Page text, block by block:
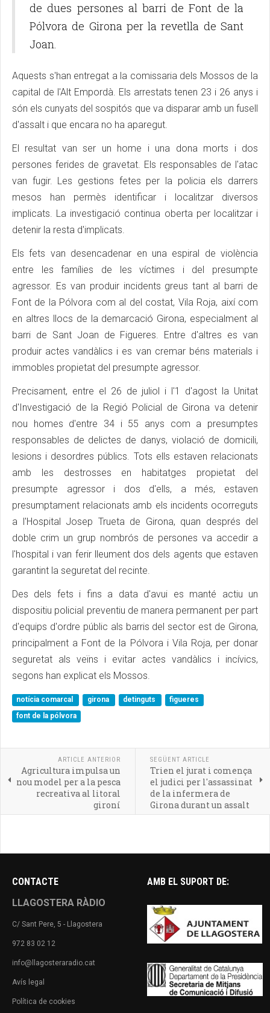
de dues persones al barri de Font de la
Pólvora de Girona per la revetlla de Sant
Joan.
Aquests s'han entregat a la comissaria dels Mossos de la
capital de l'Alt Empordà. Els arrestats tenen 23 i 26 anys i
són els cunyats del sospitós que va disparar amb un fusell
d'assalt i que encara no ha aparegut.
El resultat van ser un home i una dona morts i dos
persones ferides de gravetat. Els responsables de l'atac
van fugir. Les gestions fetes per la policia els darrers
mesos han permès identificar i localitzar diversos
implicats. La investigació continua oberta per localitzar i
detenir la resta d'implicats.
Els fets van desencadenar en una espiral de violència
entre les famílies de les víctimes i del presumpte
agressor. Es van produir incidents greus tant al barri de
Font de la Pólvora com al del costat, Vila Roja, així com
en altres llocs de la demarcació Girona, especialment al
barri de Sant Joan de Figueres. Entre d'altres es van
produir actes vandàlics i es van cremar béns materials i
immobles propietat del presumpte agressor.
Precisament, entre el 26 de juliol i l'1 d'agost la Unitat
d'Investigació de la Regió Policial de Girona va detenir
nou homes d'entre 34 i 55 anys com a presumptes
responsables de delictes de danys, violació de domicili,
lesions i desordres públics. Tots ells estaven relacionats
amb les destrosses en habitatges propietat del
presumpte agressor i dos d'ells, a més, estaven
presumptament relacionats amb els incidents ocorreguts
a l'Hospital Josep Trueta de Girona, quan després del
doble crim un grup nombrós de persones va accedir a
l'hospital i van ferir lleument dos dels agents que estaven
garantint la seguretat del recinte.
Des dels fets i fins a data d'avui es manté actiu un
dispositiu policial preventiu de manera permanent per part
d'equips d'ordre públic als barris del sector est de Girona,
principalment a Font de la Pólvora i Vila Roja, per donar
seguretat als veïns i evitar actes vandàlics i incívics,
segons han explicat els Mossos.
notícia comarcal girona detinguts
figueres
font de la pólvora
ARTICLE ANTERIOR
Agricultura impulsa un
nou model per a la pesca
recreativa al litoral
gironí
SEGÜENT ARTICLE
Trien el jurat i comença
el judici per l'assassinat
de la infermera de
Girona durant un assalt
a casa seva
CONTACTE
LLAGOSTERA RÀDIO
C/ Sant Pere, 5 - Llagostera
972 83 02 12
info@llagosteraradio.cat
Avís legal
Política de cookies
AMB EL SUPORT DE: